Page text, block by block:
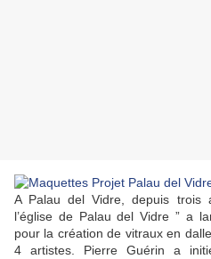
A Palau del Vidre, depuis trois
l’église de Palau del Vidre ” a
pour la création de vitraux en
4 artistes. Pierre Guérin a